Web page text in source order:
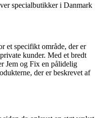
specialbutikker i Danmark
et specifikt område, der er
kunder. Med et bredt
Jem og Fix en pålidelig
der er beskrevet af